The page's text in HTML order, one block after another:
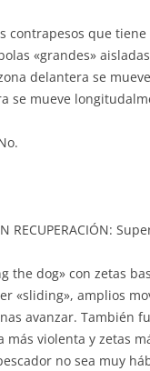
contrapesos que
«grandes»
delantera se
se mueve
RECUPERACIÓN:
the dog» con zetas
«sliding», amplios
avanzar. También
más violenta y zetas
no sea muy